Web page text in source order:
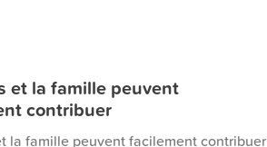
et la famille peuvent
contribuer
la famille peuvent facilement contribuer